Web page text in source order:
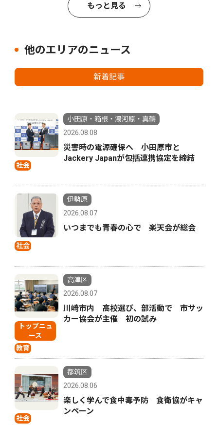
もっと見る
他のエリアのニュース
新着記事
社会
小田原・箱根・湯河原・真鶴
2026.08.08
災害時の電源確保へ 小田原市と
Jackery Japanが包括連携協定を締結
社会
伊勢原
2026.08.07
いつまでも青春の心で 楽天会が総会
トップニュ
ース
教育
高津区
2026.08.07
川崎市内 高校選び、部活動で 市サッ
カー協会が主催 初の試み
社会
都筑区
2026.08.06
楽しく学んで食中毒予防 食衛協がキャ
ンペーン